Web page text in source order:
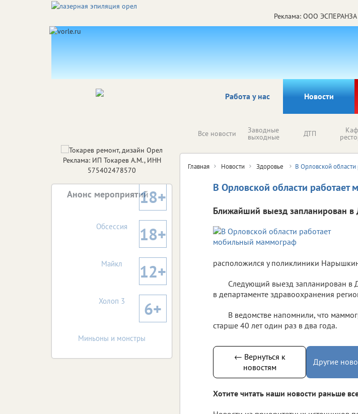
Реклама: ООО
Работа у нас Новости
Все новости Заводные
выходные ДТП
Главная Новости Здоровье В Орловской
В Орловской области
Ближайший выезд запланирован в
расположился у поликлиники
Следующий выезд запланирован
в департаменте здравоохранения
В ведомстве напомнили, что
старше 40 лет один раз в два года.
← Вернуться к
новостям
Другие
Хотите читать наши новости раньше
Реклама: ИП Токарев А.М., ИНН
575402478570
Анонс мероприятий18+
Обсессия 18+
Майкл 12+
Холоп 3 6+
Миньоны и монстры